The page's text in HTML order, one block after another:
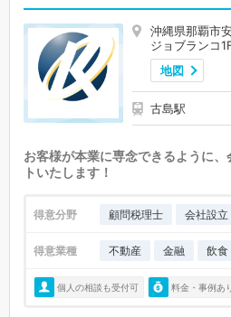
沖縄県那覇市
ジョブランコ
地図
古島駅
お客様が本業に専念できるように
トいたします！
得意分野 顧問税理士 会社設立
得意業種 不動産 金融 飲食
個人の相談も受付可 料金・事例あ